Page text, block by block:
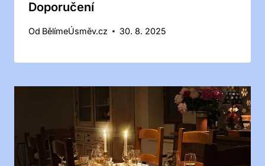
Doporučení
Od BělímeÚsměv.cz 30. 8. 2025